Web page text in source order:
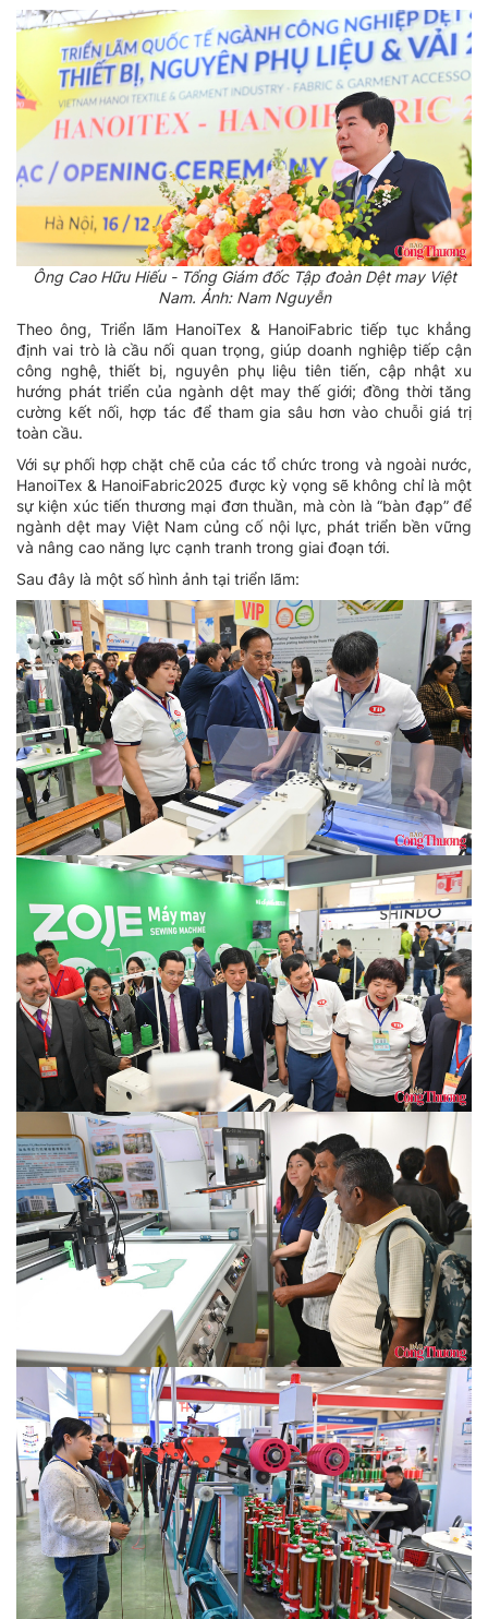
Ông Cao Hữu Hiếu - Tổng Giám đốc Tập đoàn Dệt may Việt
Nam. Ảnh: Nam Nguyễn
Theo ông, Triển lãm HanoiTex & HanoiFabric tiếp tục khẳng
định vai trò là cầu nối quan trọng, giúp doanh nghiệp tiếp cận
công nghệ, thiết bị, nguyên phụ liệu tiên tiến, cập nhật xu
hướng phát triển của ngành dệt may thế giới; đồng thời tăng
cường kết nối, hợp tác để tham gia sâu hơn vào chuỗi giá trị
toàn cầu.
Với sự phối hợp chặt chẽ của các tổ chức trong và ngoài nước,
HanoiTex & HanoiFabric2025 được kỳ vọng sẽ không chỉ là một
sự kiện xúc tiến thương mại đơn thuần, mà còn là “bàn đạp” để
ngành dệt may Việt Nam củng cố nội lực, phát triển bền vững
và nâng cao năng lực cạnh tranh trong giai đoạn tới.
Sau đây là một số hình ảnh tại triển lãm: